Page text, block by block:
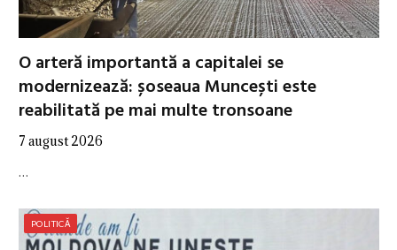
O arteră importantă a capitalei se
modernizează: șoseaua Muncești este
reabilitată pe mai multe tronsoane
7 august 2026
…
POLITICĂ